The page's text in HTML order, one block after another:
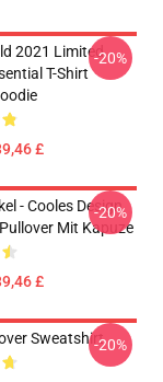
2021 Limited
T-Shirt
£
-20%
- Cooles Design
Mit Kapuze
£
-20%
Sweatshirt-20%